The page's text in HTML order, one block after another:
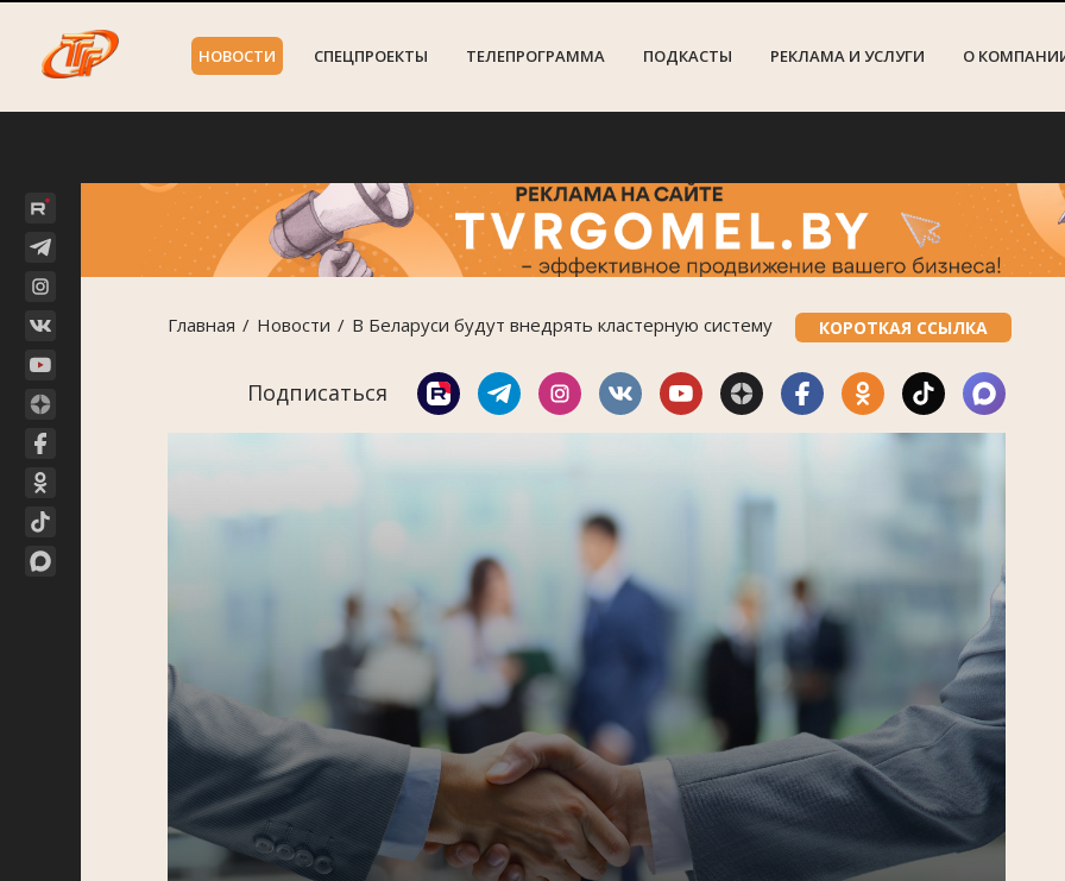
НОВОСТИ СПЕЦПРОЕКТЫ ТЕЛЕПРОГРАММА ПОДКАСТЫ РЕКЛАМА И УСЛУГИ О
Главная Новости В Беларуси будут внедрять кластерную систему КОРОТКАЯ ССЫЛКА
Подписаться